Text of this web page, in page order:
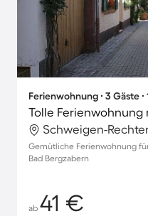
Ferienwohnung ∙ 3 Gäste
Gemütliche Ferienwohnung
Bad Bergzabern
ab 41 €